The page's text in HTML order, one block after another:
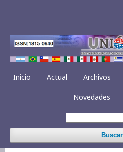
Inicio Actual Archivos
Novedades
Buscar